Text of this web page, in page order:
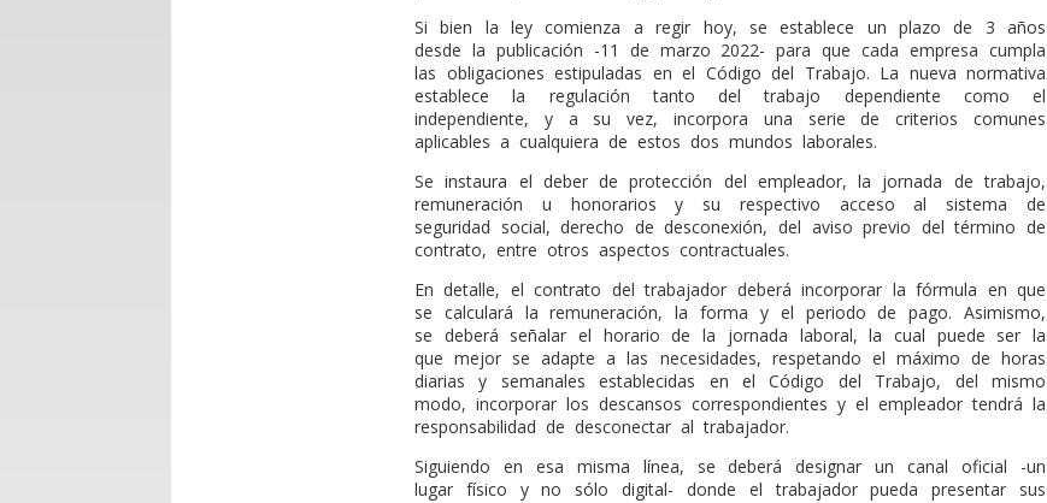
Si bien la ley comienza a regir hoy, se establece un plazo de 3 años
desde la publicación -11 de marzo 2022- para que cada empresa cumpla
las obligaciones estipuladas en el Código del Trabajo. La nueva normativa
establece la regulación tanto del trabajo dependiente como el
independiente, y a su vez, incorpora una serie de criterios comunes
aplicables a cualquiera de estos dos mundos laborales.
Se instaura el deber de protección del empleador, la jornada de trabajo,
remuneración u honorarios y su respectivo acceso al sistema de
seguridad social, derecho de desconexión, del aviso previo del término de
contrato, entre otros aspectos contractuales.
En detalle, el contrato del trabajador deberá incorporar la fórmula en que
se calculará la remuneración, la forma y el periodo de pago. Asimismo,
se deberá señalar el horario de la jornada laboral, la cual puede ser la
que mejor se adapte a las necesidades, respetando el máximo de horas
diarias y semanales establecidas en el Código del Trabajo, del mismo
modo, incorporar los descansos correspondientes y el empleador tendrá la
responsabilidad de desconectar al trabajador.
Siguiendo en esa misma línea, se deberá designar un canal oficial -un
lugar físico y no sólo digital- donde el trabajador pueda presentar sus